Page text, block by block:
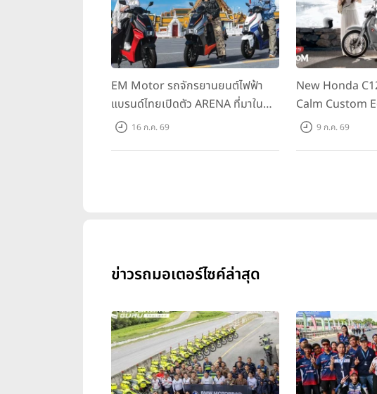
EM Motor รถจักรยานยนต์ไฟฟ้า
แบรนด์ไทยเปิดตัว ARENA ที่มาใน
ราคาพิเศษ 55,500 บาท สำหรับลูกค้า
16 ก.ค. 69
New Honda
Calm Custom
ความคลาสสิกด้ว
9 ก.ค. 69
ข่าวรถมอเตอร์ไซค์ล่าสุด